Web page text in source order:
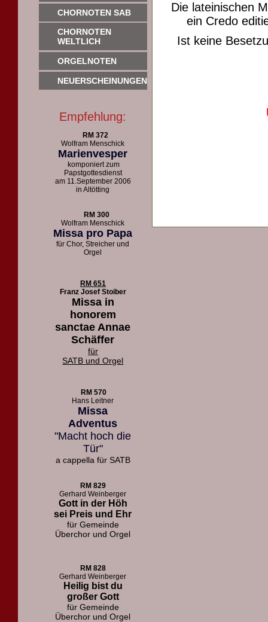
CHORNOTEN SAB
CHORNOTEN
WELTLICH
ORGELNOTEN
NEUERSCHEINUNGEN
Empfehlung:
RM 372
Wolfram Menschick
Marienvesper
komponiert zum
Papstgottesdienst
am 11.September 2006
in Altötting
RM 300
Wolfram Menschick
Missa pro Papa
für Chor, Streicher und
Orgel
RM 651
Franz Josef Stoiber
Missa in
honorem
sanctae Annae
Schäffer
für
SATB und Orgel
RM 570
Hans Leitner
Missa
Adventus
"Macht hoch die
Tür"
a cappella für SATB
RM 829
Gerhard Weinberger
Gott in der Höh
sei Preis und Ehr
für Gemeinde
Überchor und Orgel
RM 828
Gerhard Weinberger
Heilig bist du
großer Gott
für Gemeinde
Überchor und Orgel
Die lateinischen
ein Credo
Ist keine